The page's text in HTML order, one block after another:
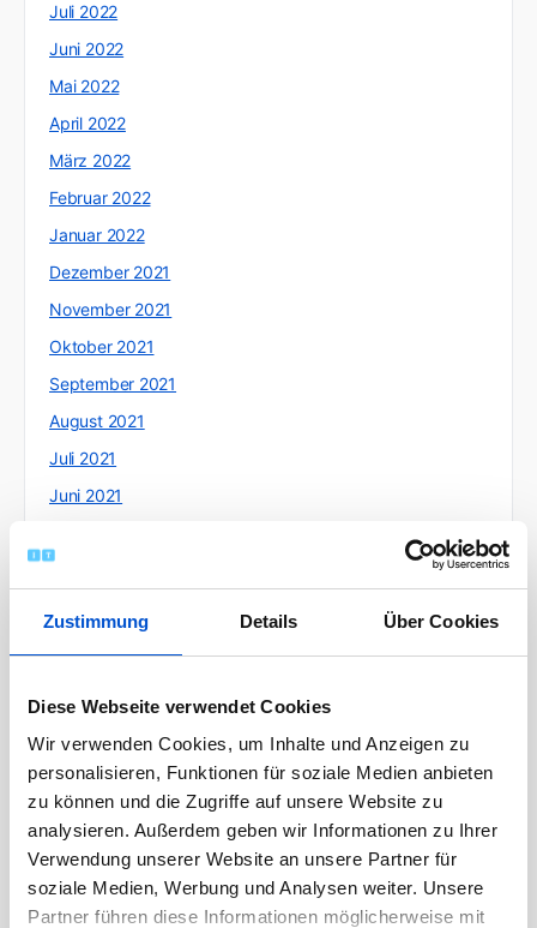
Zustimmung Details Über Cookies
Diese Webseite verwendet Cookies
Wir verwenden Cookies, um Inhalte und Anzeigen zu
personalisieren, Funktionen für soziale Medien anbieten
zu können und die Zugriffe auf unsere Website zu
analysieren. Außerdem geben wir Informationen zu Ihrer
Verwendung unserer Website an unsere Partner für
soziale Medien, Werbung und Analysen weiter. Unsere
Partner führen diese Informationen möglicherweise mit
Juli 2022
Juni 2022
Mai 2022
April 2022
März 2022
Februar 2022
Januar 2022
Dezember 2021
November 2021
Oktober 2021
September 2021
August 2021
Juli 2021
Juni 2021
Dezember 2020
November 2020
Oktober 2020
September 2020
August 2020